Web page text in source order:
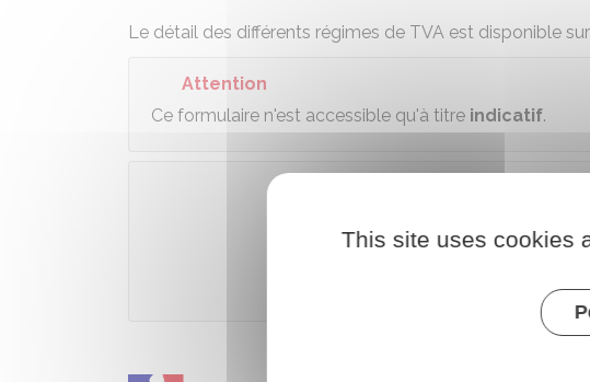
Le détail des différents régimes de TVA est disponible
Attention
Ce formulaire n'est accessible qu'à titre indicatif.
Télécharger le
Ministère chargé des
This site uses cookies